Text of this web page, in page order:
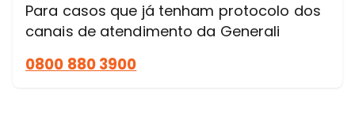
Para casos que já tenham protocolo dos
canais de atendimento da Generali
0800 880 3900